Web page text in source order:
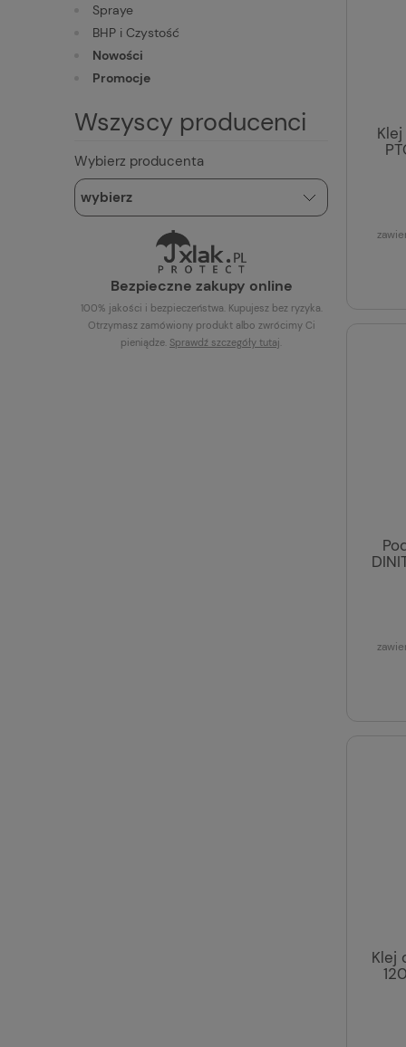
Spraye
BHP i Czystość
Nowości
Promocje
Wszyscy producenci
Wybierz producenta
Bezpieczne zakupy online
100% jakości i bezpieczeństwa. Kupujesz bez ryzyka.
Otrzymasz zamówiony produkt albo zwrócimy Ci
pieniądze. Sprawdź szczegóły tutaj
Klej